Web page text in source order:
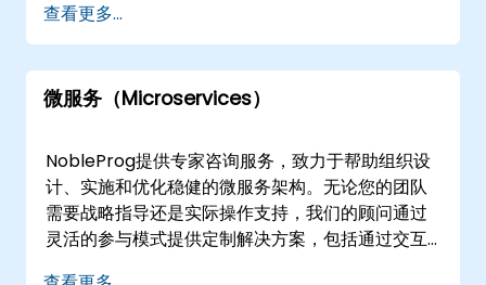
远程咨询通过交互式远程桌面环境进行，支持实时
协作和解决方案优化，不受地域限制。对于线下服
务，我们的顾问可以在的客户设施或NobleProg在
的专用企业中心直接操作，确保与您现有的基础设
您的数据能力，实现可衡量的业务成果。
查看更多...
微服务（Microservices）
NobleProg提供专家咨询服务，致力于帮助组织设
计、实施和优化稳健的微服务架构。无论您的团队
需要战略指导还是实际操作支持，我们的顾问通过
灵活的参与模式提供定制解决方案，包括通过交互